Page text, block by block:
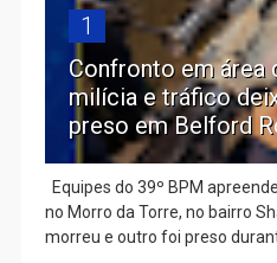
1
Confronto em área
milícia e tráfico
preso em Belford
Equipes do 39º BPM
no Morro da Torre, no bairro
morreu e outro foi preso